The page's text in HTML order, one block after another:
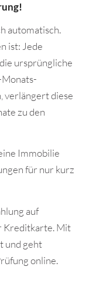
automatisch.
ist: Jede
ursprüngliche
Monats-
verlängert diese
zu den
Immobilie
für nur kurz
auf
Kreditkarte. Mit
und geht
online.